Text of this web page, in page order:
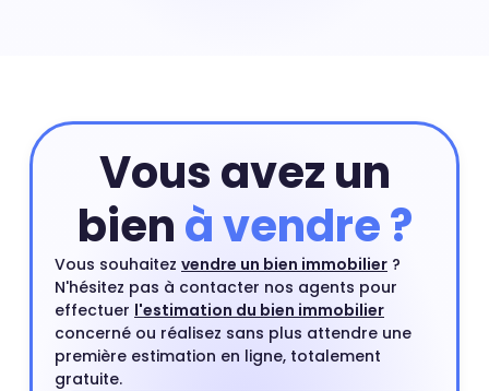
rendez-vous est gratuit et sans engagement.
Estimer
mon bienVous avez un
bienà vendre ?
Vous souhaitez vendre un bien immobilier ?
N'hésitez pas à contacter nos agents pour
effectuer l'estimation du bien immobilier
concerné ou réalisez sans plus attendre une
première estimation en ligne, totalement
gratuite.